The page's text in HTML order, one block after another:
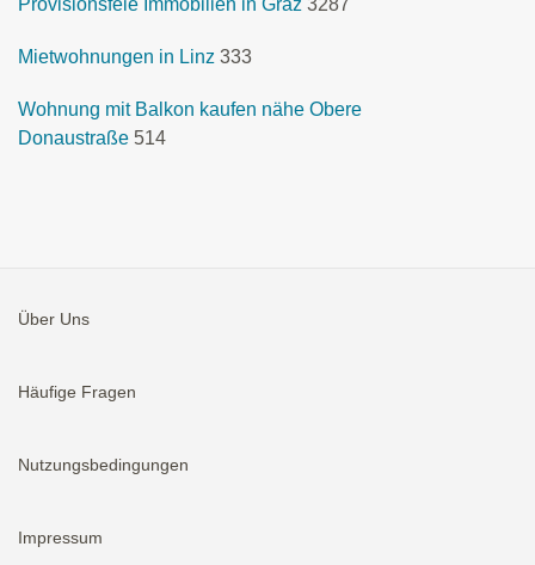
Provisionsfeie Immobilien in Graz 3287
Mietwohnungen in Linz 333
Wohnung mit Balkon kaufen nähe Obere
Donaustraße 514
Über Uns
Häufige Fragen
Nutzungsbedingungen
Impressum